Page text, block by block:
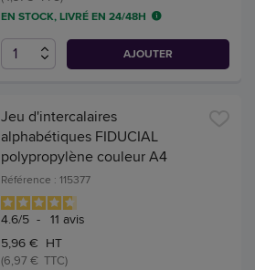
EN STOCK, LIVRÉ EN 24/48H
AJOUTER
Jeu d'intercalaires
alphabétiques FIDUCIAL
polypropylène couleur A4
Référence : 115377
4.6/5 - 11 avis
5,96 € HT
(6,97 € TTC)